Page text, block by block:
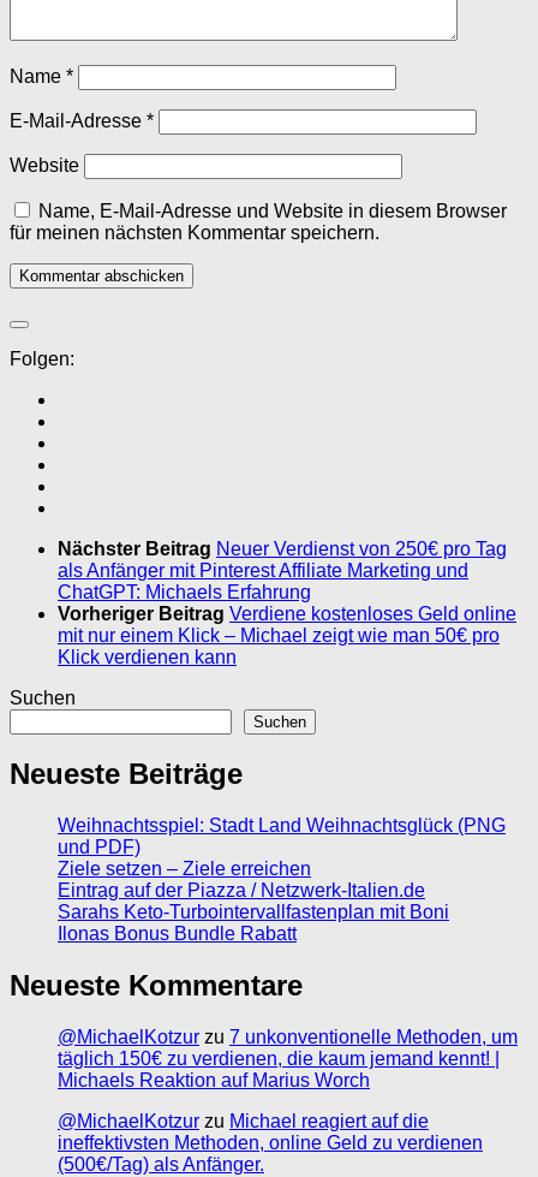
Name *
E-Mail-Adresse *
Website
Name, E-Mail-Adresse und Website in diesem Browser
für meinen nächsten Kommentar speichern.
Folgen:
Nächster Beitrag Neuer Verdienst von 250€ pro Tag
als Anfänger mit Pinterest Affiliate Marketing und
ChatGPT: Michaels Erfahrung
Vorheriger Beitrag Verdiene kostenloses Geld online
mit nur einem Klick – Michael zeigt wie man 50€ pro
Klick verdienen kann
Suchen
Suchen
Neueste Beiträge
Weihnachtsspiel: Stadt Land Weihnachtsglück (PNG
und PDF)
Ziele setzen – Ziele erreichen
Eintrag auf der Piazza / Netzwerk-Italien.de
Sarahs Keto-Turbointervallfastenplan mit Boni
Ilonas Bonus Bundle Rabatt
Neueste Kommentare
@MichaelKotzur zu 7 unkonventionelle Methoden, um
täglich 150€ zu verdienen, die kaum jemand kennt! |
Michaels Reaktion auf Marius Worch
@MichaelKotzur zu Michael reagiert auf die
ineffektivsten Methoden, online Geld zu verdienen
(500€/Tag) als Anfänger.